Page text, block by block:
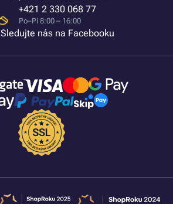
+421 2 330 068 77
Po–Pi 8:00 – 16:00
Sledujte nás na Facebooku